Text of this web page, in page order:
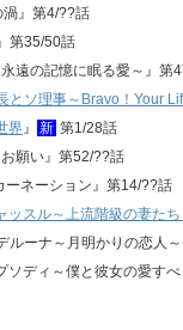
』第4/??話
第35/50話
遠の記憶に眠る愛～』第
とソ理事～Bravo！Your
界』 新 第1/28話
願い』第52/??話
ーネーション』第14/??話
ッスル～上流階級の妻たち
ルーナ～月明かりの恋人
ソディ～僕と彼女の愛す